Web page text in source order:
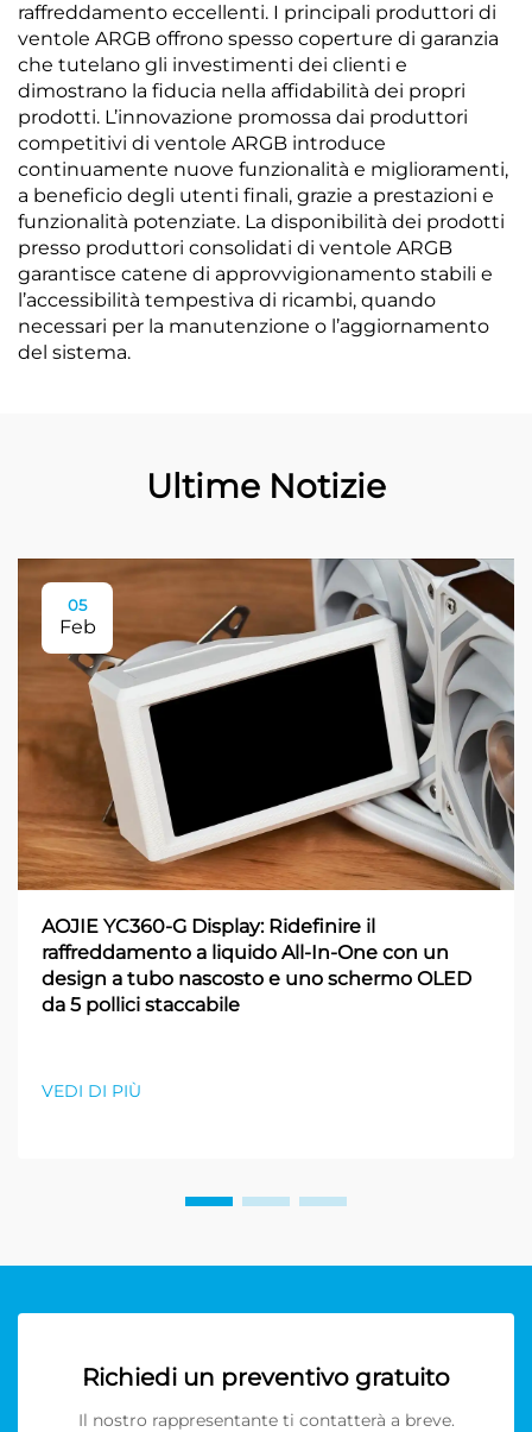
raffreddamento eccellenti. I principali produttori di
ventole ARGB offrono spesso coperture di garanzia
che tutelano gli investimenti dei clienti e
dimostrano la fiducia nella affidabilità dei propri
prodotti. L’innovazione promossa dai produttori
competitivi di ventole ARGB introduce
continuamente nuove funzionalità e miglioramenti,
a beneficio degli utenti finali, grazie a prestazioni e
funzionalità potenziate. La disponibilità dei prodotti
presso produttori consolidati di ventole ARGB
garantisce catene di approvvigionamento stabili e
l’accessibilità tempestiva di ricambi, quando
necessari per la manutenzione o l’aggiornamento
del sistema.
Ultime Notizie
05
Feb
AOJIE YC360-G Display: Ridefinire il
raffreddamento a liquido All-In-One con un
design a tubo nascosto e uno schermo OLED
da 5 pollici staccabile
VEDI DI PIÙ
Richiedi un preventivo gratuito
Il nostro rappresentante ti contatterà a breve.